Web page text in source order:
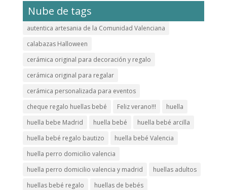
Nube de tags
autentica artesania de la Comunidad Valenciana
calabazas Halloween
cerámica original para decoración y regalo
cerámica original para regalar
cerámica personalizada para eventos
cheque regalo huellas bebé
Feliz verano!!!
huella
huella bebe Madrid
huella bebé
huella bebé arcilla
huella bebé regalo bautizo
huella bebé Valencia
huella perro domicilio valencia
huella perro domicilio valencia y madrid
huellas adultos
huellas bebé regalo
huellas de bebés